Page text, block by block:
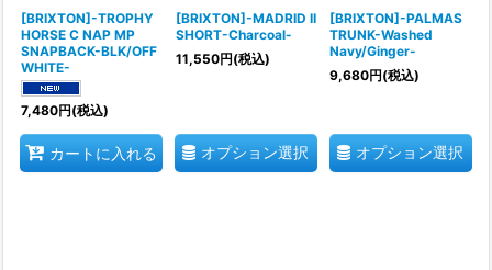
[BRIXTON]-TROPHY
HORSE C NAP MP
SNAPBACK-BLK/OFF
WHITE-
7,480円(税込)
カートに入れる
[BRIXTON]-MADRID II
SHORT-Charcoal-
11,550円(税込)
オプション選択
[BRIXTON]-PALMAS
TRUNK-Washed
Navy/Ginger-
9,680円(税込)
オプション選択